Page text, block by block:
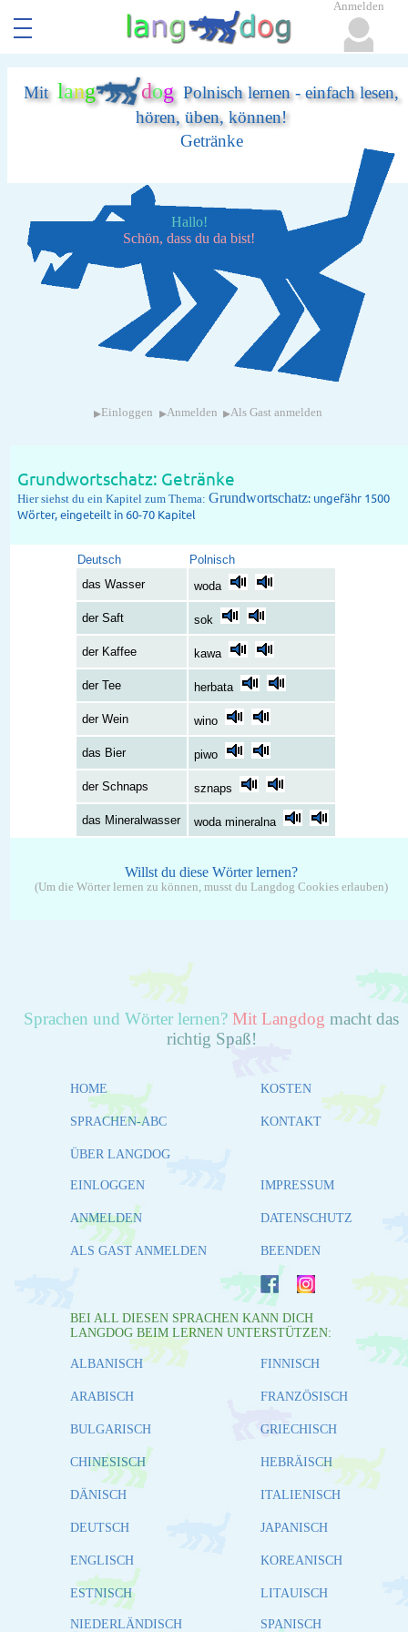
Mit lang dogPolnisch lernen - einfach lesen,
hören, üben, können!
Getränke
Hallo!
Schön, dass du da bist!
▸ Einloggen ▸Anmelden ▸Als Gast anmelden
Grundwortschatz: Getränke
Hier siehst du ein Kapitel zum Thema:Grundwortschatz: ungefähr 1500
Wörter, eingeteilt in 60-70 Kapitel
Deutsch
Polnisch
das Wasser
woda
der Saft sok
der Kaffee kawa
der Tee herbata
der Wein wino
das Bier piwo
der Schnaps sznaps
das Mineralwasser woda mineralna
Willst du diese Wörter lernen?
(Um die Wörter lernen zu können, musst du Langdog Cookies erlauben)
Sprachen und Wörter lernen? Mit Langdog macht das
richtig Spaß!
HOME
SPRACHEN-ABC
ÜBER LANGDOG
KOSTEN
KONTAKT
EINLOGGEN
ANMELDEN
ALS GAST ANMELDEN
IMPRESSUM
DATENSCHUTZ
BEENDEN
BEI ALL DIESEN SPRACHEN KANN DICH
LANGDOG BEIM LERNEN UNTERSTÜTZEN:
ALBANISCH
ARABISCH
BULGARISCH
CHINESISCH
DÄNISCH
DEUTSCH
ENGLISCH
ESTNISCH
FINNISCH
FRANZÖSISCH
GRIECHISCH
HEBRÄISCH
ITALIENISCH
JAPANISCH
KOREANISCH
LITAUISCH
NIEDERLÄNDISCH SPANISCH
Anmelden